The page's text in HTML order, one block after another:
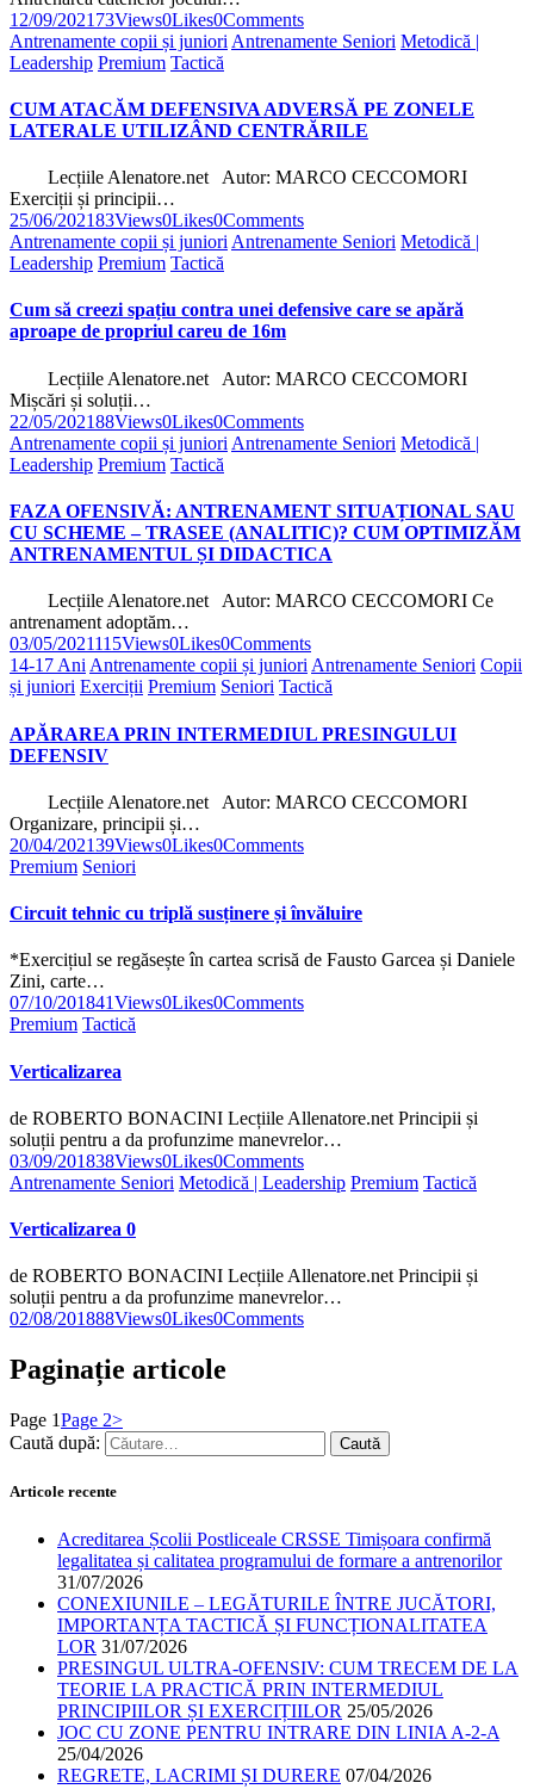
12/09/2021 73Views0Likes0Comments
Antrenamente copii și juniori Antrenamente Seniori Metodică |
Leadership Premium Tactică
CUM ATACĂM DEFENSIVA ADVERSĂ PE ZONELE
LATERALE UTILIZÂND CENTRĂRILE
Lecțiile Alenatore.net Autor: MARCO CECCOMORI
Exerciții și principii…
25/06/202183Views0Likes0Comments
Antrenamente copii și juniori Antrenamente Seniori Metodică |
Leadership Premium Tactică
Cum să creezi spațiu contra unei defensive care se apără
aproape de propriul careu de 16m
Lecțiile Alenatore.net Autor: MARCO CECCOMORI
Mișcări și soluții…
22/05/202188Views0Likes0Comments
Antrenamente copii și juniori Antrenamente Seniori Metodică |
Leadership Premium Tactică
FAZA OFENSIVĂ: ANTRENAMENT SITUAȚIONAL SAU
CU SCHEME – TRASEE (ANALITIC)? CUM OPTIMIZĂM
ANTRENAMENTUL ȘI DIDACTICA
Lecțiile Alenatore.net Autor: MARCO CECCOMORI Ce
antrenament adoptăm…
03/05/2021115Views0Likes0Comments
14-17 Ani Antrenamente copii și juniori Antrenamente Seniori Copii
și juniori Exerciții Premium Seniori Tactică
APĂRAREA PRIN INTERMEDIUL PRESINGULUI
DEFENSIV
Lecțiile Alenatore.net Autor: MARCO CECCOMORI
Organizare, principii și…
20/04/202139Views0Likes0Comments
Premium Seniori
Circuit tehnic cu triplă susținere și învăluire
*Exercițiul se regăsește în cartea scrisă de Fausto Garcea și Daniele
Zini, carte…
07/10/201841Views0Likes0Comments
Premium Tactică
Verticalizarea
de ROBERTO BONACINI Lecțiile Allenatore.net Principii și
soluții pentru a da profunzime manevrelor…
03/09/201838Views0Likes0Comments
Antrenamente Seniori Metodică | Leadership Premium Tactică
Verticalizarea 0
de ROBERTO BONACINI Lecțiile Allenatore.net Principii și
soluții pentru a da profunzime manevrelor…
02/08/201888Views0Likes0Comments
Paginație articole
Page 1Page 2>
Caută după:
Articole recente
Acreditarea Școlii Postliceale CRSSE Timișoara confirmă
legalitatea și calitatea programului de formare a antrenorilor
31/07/2026
CONEXIUNILE – LEGĂTURILE ÎNTRE JUCĂTORI,
IMPORTANȚA TACTICĂ ȘI FUNCȚIONALITATEA
LOR 31/07/2026
PRESINGUL ULTRA-OFENSIV: CUM TRECEM DE LA
TEORIE LA PRACTICĂ PRIN INTERMEDIUL
PRINCIPIILOR ȘI EXERCIȚIILOR 25/05/2026
JOC CU ZONE PENTRU INTRARE DIN LINIA A-2-A
25/04/2026
REGRETE, LACRIMI ȘI DURERE 07/04/2026